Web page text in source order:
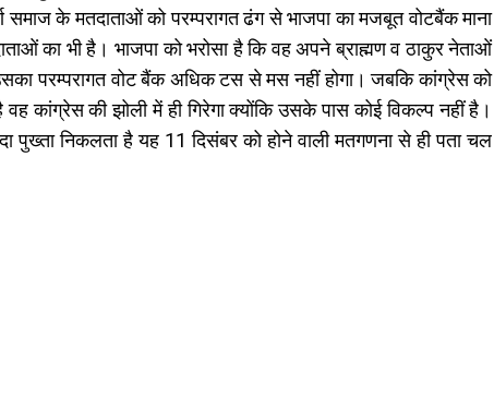
समाज के मतदाताओं को परम्परागत ढंग से भाजपा का मजबूत वोटबैंक माना
का भी है। भाजपा को भरोसा है कि वह अपने ब्राह्मण व ठाकुर नेताओं
परम्परागत वोट बैंक अधिक टस से मस नहीं होगा। जबकि कांग्रेस को
कांग्रेस की झोली में ही गिरेगा क्योंकि उसके पास कोई विकल्प नहीं है।
निकलता है यह 11 दिसंबर को होने वाली मतगणना से ही पता चल